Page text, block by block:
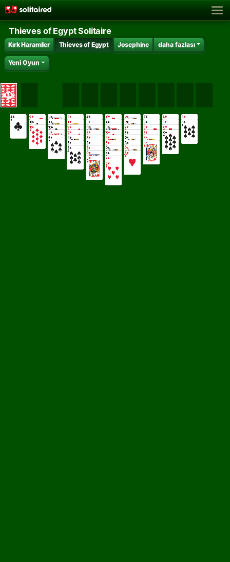
Thieves of Egypt Solitaire
Kırk Haramiler Thieves of Egypt Josephine daha fazlası
Yeni Oyun